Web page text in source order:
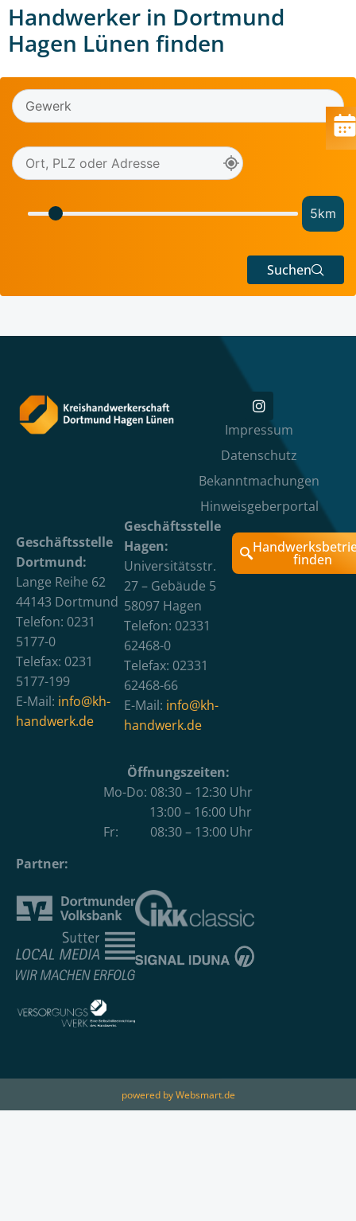
Handwerker in Dortmund
Hagen Lünen finden
5km
Suchen
Impressum
Datenschutz
Bekanntmachungen
Hinweisgeberportal
Geschäftsstelle
Dortmund:
Lange Reihe 62
44143 Dortmund
Telefon: 0231
5177-0
Telefax: 0231
5177-199
E-Mail: info@kh-
handwerk.de
Geschäftsstelle
Hagen:
Universitätsstr.
27 – Gebäude 5
58097 Hagen
Telefon: 02331
62468-0
Telefax: 02331
62468-66
E-Mail: info@kh-
handwerk.de
finden
Öffnungszeiten:
Mo-Do: 08:30 – 12:30 Uhr
13:00 – 16:00 Uhr
Fr: 08:30 – 13:00 Uhr
Partner:
powered by Websmart.de